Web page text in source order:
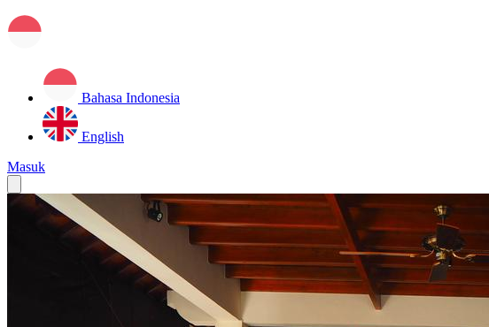
Bahasa Indonesia
English
Masuk